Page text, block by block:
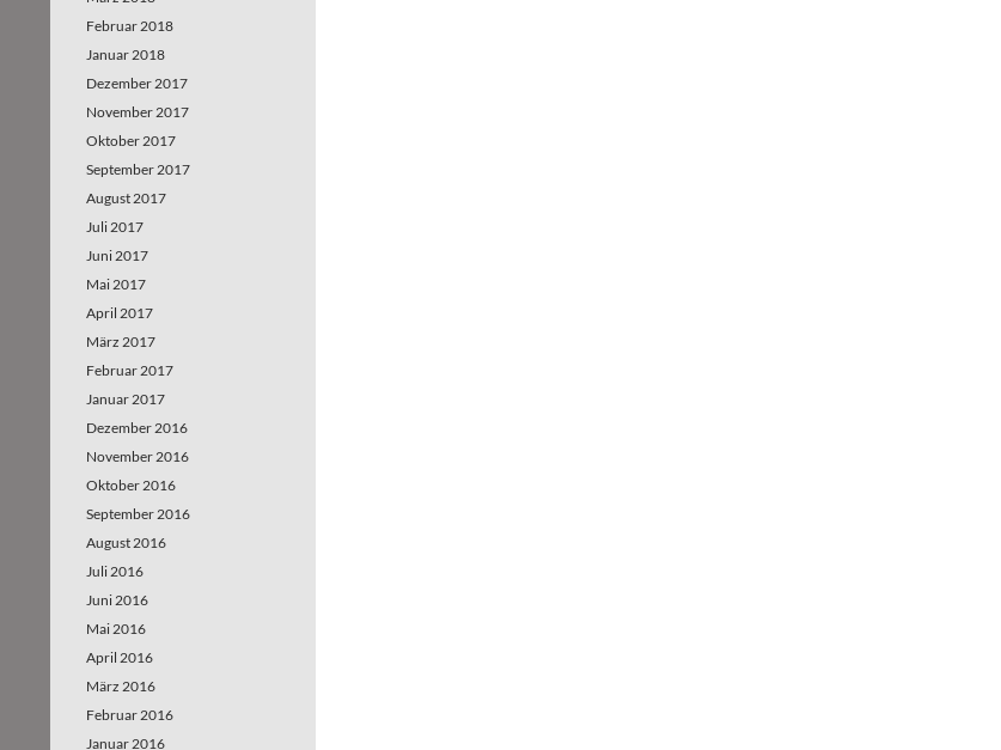
Februar 2018
Januar 2018
Dezember 2017
November 2017
Oktober 2017
September 2017
August 2017
Juli 2017
Juni 2017
Mai 2017
April 2017
März 2017
Februar 2017
Januar 2017
Dezember 2016
November 2016
Oktober 2016
September 2016
August 2016
Juli 2016
Juni 2016
Mai 2016
April 2016
März 2016
Februar 2016
Januar 2016